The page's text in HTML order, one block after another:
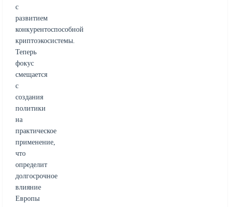
с
развитием
конкурентоспособной
криптоэкосистемы.
Теперь
фокус
смещается
с
создания
политики
на
практическое
применение,
что
определит
долгосрочное
влияние
Европы